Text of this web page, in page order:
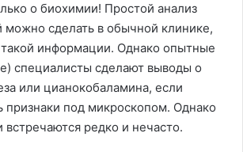
о биохимии! Простой анализ
можно сделать в обычной клинике,
информации. Однако опытные
специалисты сделают выводы о
или цианокобаламина, если
признаки под микроскопом. Однако
встречаются редко и нечасто.